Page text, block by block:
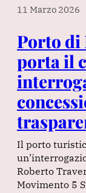
11 Marzo 2026
Porto di
porta il
Il porto
Roberto
Movimento 5